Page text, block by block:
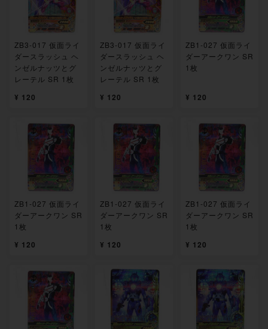
ZB3-017 仮面ライ
ダースラッシュ ヘ
ンゼルナッツとグ
レーテル SR 1枚
¥ 120
ZB3-017 仮面ライ
ダースラッシュ ヘ
ンゼルナッツとグ
レーテル SR 1枚
¥ 120
ZB1-027 仮面ライ
ダーアークワン SR
1枚
¥ 120
ZB1-027 仮面ライ
ダーアークワン SR
1枚
¥ 120
ZB1-027 仮面ライ
ダーアークワン SR
1枚
¥ 120
ZB1-027 仮面ライ
ダーアークワン SR
1枚
¥ 120